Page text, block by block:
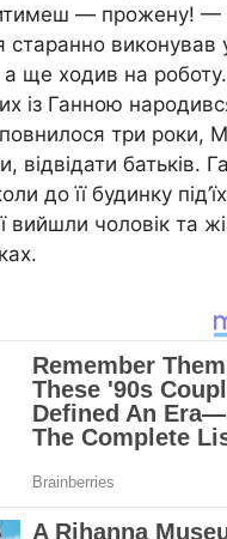
— прожену! —
старанно виконував
ще ходив на роботу.
із Ганною
три роки,
відвідати батьків.
до її будинку
вийшли чоловік та